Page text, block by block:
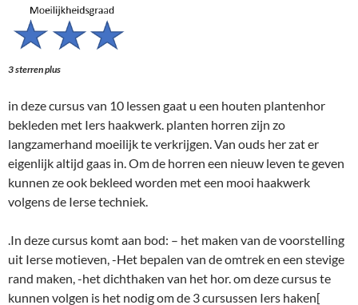
3 sterren plus
in deze cursus van 10 lessen gaat u een houten plantenhor
bekleden met Iers haakwerk. planten horren zijn zo
langzamerhand moeilijk te verkrijgen. Van ouds her zat er
eigenlijk altijd gaas in. Om de horren een nieuw leven te geven
kunnen ze ook bekleed worden met een mooi haakwerk
volgens de Ierse techniek.
.In deze cursus komt aan bod: – het maken van de voorstelling
uit Ierse motieven, -Het bepalen van de omtrek en een stevige
rand maken, -het dichthaken van het hor. om deze cursus te
kunnen volgen is het nodig om de 3 cursussen Iers haken[